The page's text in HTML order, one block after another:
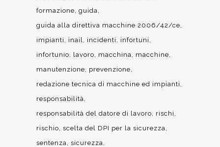
formazione guida
guida alla direttiva macchine 2006/42/ce
impianti
inail incidenti
infortuni
infortunio
lavoro macchina
macchine
manutenzione
prevenzione
redazione tecnica di macchine ed impianti
responsabilità
responsabilità del datore di lavoro
rischi
rischio scelta del DPI per la sicurezza
sentenza sicurezza